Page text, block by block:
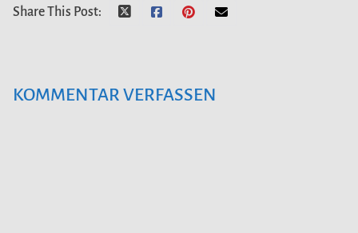
Share This Post:
KOMMENTAR VERFASSEN